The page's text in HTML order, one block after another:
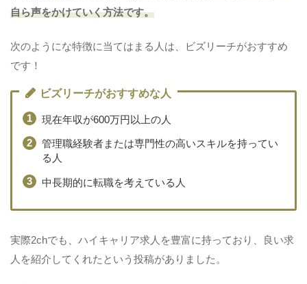
自ら声をかけていく方法です。
次のようにな特徴に当てはまる人は、ビズリーチがおすすめ
です！
ビズリーチがおすすめな人
現在年収が600万円以上の人
管理職経験者または専門性の高いスキルを持ってい
る人
中長期的に転職を考えている人
実際2chでも、ハイキャリア求人を豊富に持っており、良い求
人を紹介してくれたという投稿がありました。